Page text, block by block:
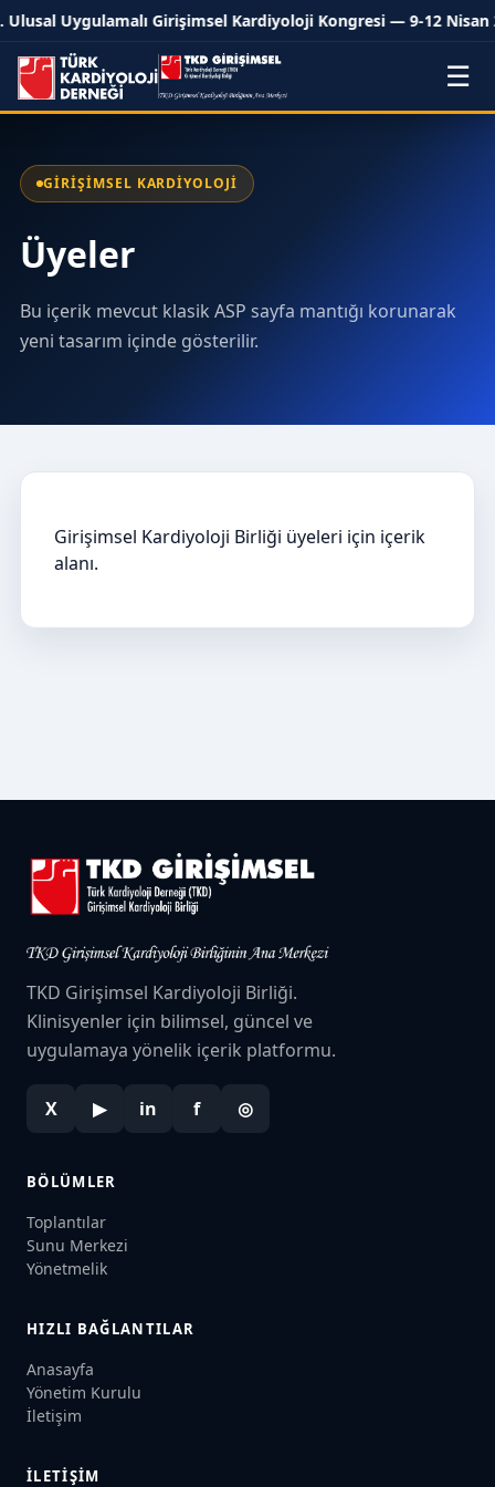
Ulusal Uygulamalı Girişimsel Kardiyoloji Kongresi — 9-12 Nisan
☰
GIRIŞIMSEL KARDIYOLOJI
Üyeler
Bu içerik mevcut klasik ASP sayfa mantığı korunarak
yeni tasarım içinde gösterilir.
Girişimsel Kardiyoloji Birliği üyeleri için içerik
alanı.
TKD Girişimsel Kardiyoloji Birliği.
Klinisyenler için bilimsel, güncel ve
uygulamaya yönelik içerik platformu.
X ▶ in f ◎
BÖLÜMLER
Toplantılar
Sunu Merkezi
Yönetmelik
HIZLI BAĞLANTILAR
Anasayfa
Yönetim Kurulu
İletişim
İLETIŞIM